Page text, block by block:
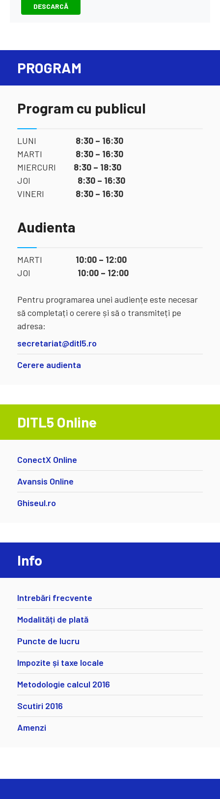
DESCARCĂ
PROGRAM
Program cu publicul
LUNI 8:30 – 16:30
MARTI 8:30 – 16:30
MIERCURI 8:30 – 18:30
JOI 8:30 – 16:30
VINERI 8:30 – 16:30
Audienta
MARTI 10:00 – 12:00
JOI 10:00 – 12:00
Pentru programarea unei audiențe este necesar
să completați o cerere și să o transmiteți pe
adresa:
secretariat@ditl5.ro
Cerere audienta
DITL5 Online
ConectX Online
Avansis Online
Ghiseul.ro
Info
Intrebări frecvente
Modalități de plată
Puncte de lucru
Impozite și taxe locale
Metodologie calcul 2016
Scutiri 2016
Amenzi